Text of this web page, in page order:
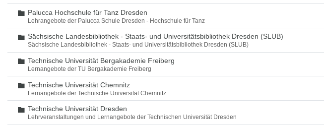
Ordner
Palucca Hochschule für Tanz Dresden
Lehrangebote der Palucca Schule Dresden - Hochschule für Tanz
Ordner
Sächsische Landesbibliothek - Staats- und Universitätsbibliothek Dresden (SLUB)
Sächsische Landesbibliothek - Staats- und Universitätsbibliothek Dresden (SLUB)
Ordner
Technische Universität Bergakademie Freiberg
Lernangebote der TU Bergakademie Freiberg
Ordner
Technische Universität Chemnitz
Lernangebote der Technische Universität Chemnitz
Ordner
Technische Universität Dresden
Lehrveranstaltungen und Lernangebote der Technischen Universität Dresden